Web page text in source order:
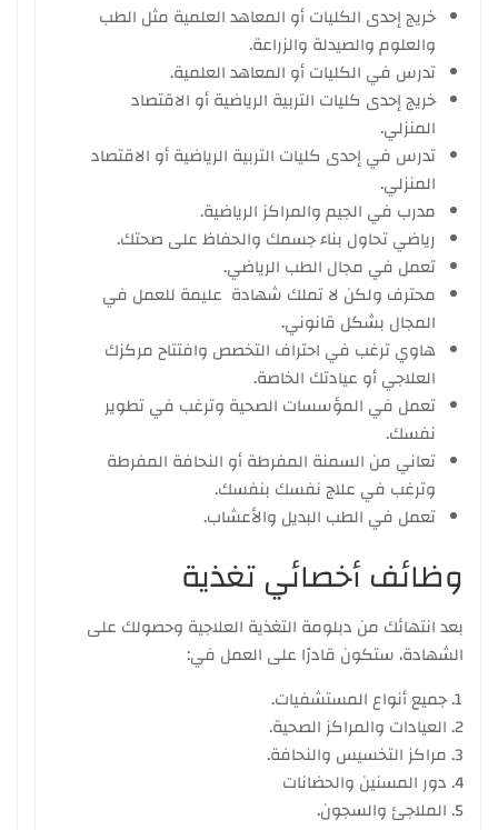
خريج إحدى الكليات أو المعاهد العلمية مثل الطب
والعلوم والصيدلة والزراعة.
تدرس في الكليات أو المعاهد العلمية.
خريج إحدى كليات التربية الرياضية أو الاقتصاد
المنزلي.
تدرس في إحدى كليات التربية الرياضية أو الاقتصاد
المنزلي.
مدرب في الجيم والمراكز الرياضية.
رياضي تحاول بناء جسمك والحفاظ على صحتك.
تعمل في مجال الطب الرياضي.
محترف ولكن لا تملك شهادة عليمة للعمل في
المجال بشكل قانوني.
هاوي ترغب في احتراف التخصص وافتتاح مركزك
العلاجي أو عيادتك الخاصة.
تعمل في المؤسسات الصحية وترغب في تطوير
نفسك.
تعاني من السمنة المفرطة أو النحافة المفرطة
وترغب في علاج نفسك بنفسك.
تعمل في الطب البديل والأعشاب.
وظائف أخصائي تغذية
بعد انتهائك من دبلومة التغذية العلاجية وحصولك على
الشهادة، ستكون قادرًا على العمل في:
جميع أنواع المستشفيات.
العيادات والمراكز الصحية.
مراكز التخسيس والنحافة.
دور المسنين والحضانات
الملاجئ والسجون.